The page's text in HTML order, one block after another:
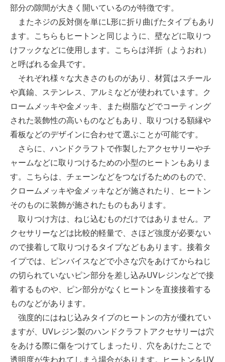
部分の隙間が大きく開いているのが特徴です。
またネジの反対側を単にL形に折り曲げたタイプもあり
ます。こちらもヒートンと同じように、壁などに取りつ
けフックなどに使用します。こちらは洋折（ようおれ）
と呼ばれる金具です。
それぞれ様々な大きさのものがあり、材質はスチール
や真鍮、ステンレス、アルミなどが使われています。ク
ロームメッキや金メッキ、また樹脂などでコーティング
された装飾性の高いものなどもあり、取りつける額縁や
看板などのデザインに合わせて選ぶことが可能です。
さらに、ハンドクラフトで作製したアクセサリーやチ
ャームなどに取りつけるための小型のヒートンもありま
す。こちらは、チェーンなどをつなげるためのもので、
クロームメッキや金メッキなどが施されたり、ヒートン
そのものに装飾が施されたものもあります。
取りつけ方は、ねじ込むものだけではありません。ア
クセサリーなどは比較的軽量で、さほど強度が必要ない
ので接着して取りつけるタイプなどもあります。接着タ
イプでは、ピンバイスなどで小さな穴をあけてからねじ
の切られていないピン部分を差し込みUVレジンなどで接
着するものや、ピン部分がなくヒートンを直接接着する
ものなどがあります。
強度的にはねじ込みタイプのヒートンの方が優れてい
ますが、UVレジン製のハンドクラフトアクセサリーは穴
をあける際に傷をつけてしまったり、穴をあけたことで
透明度が失われてしまう場合があります。ヒートンをUV